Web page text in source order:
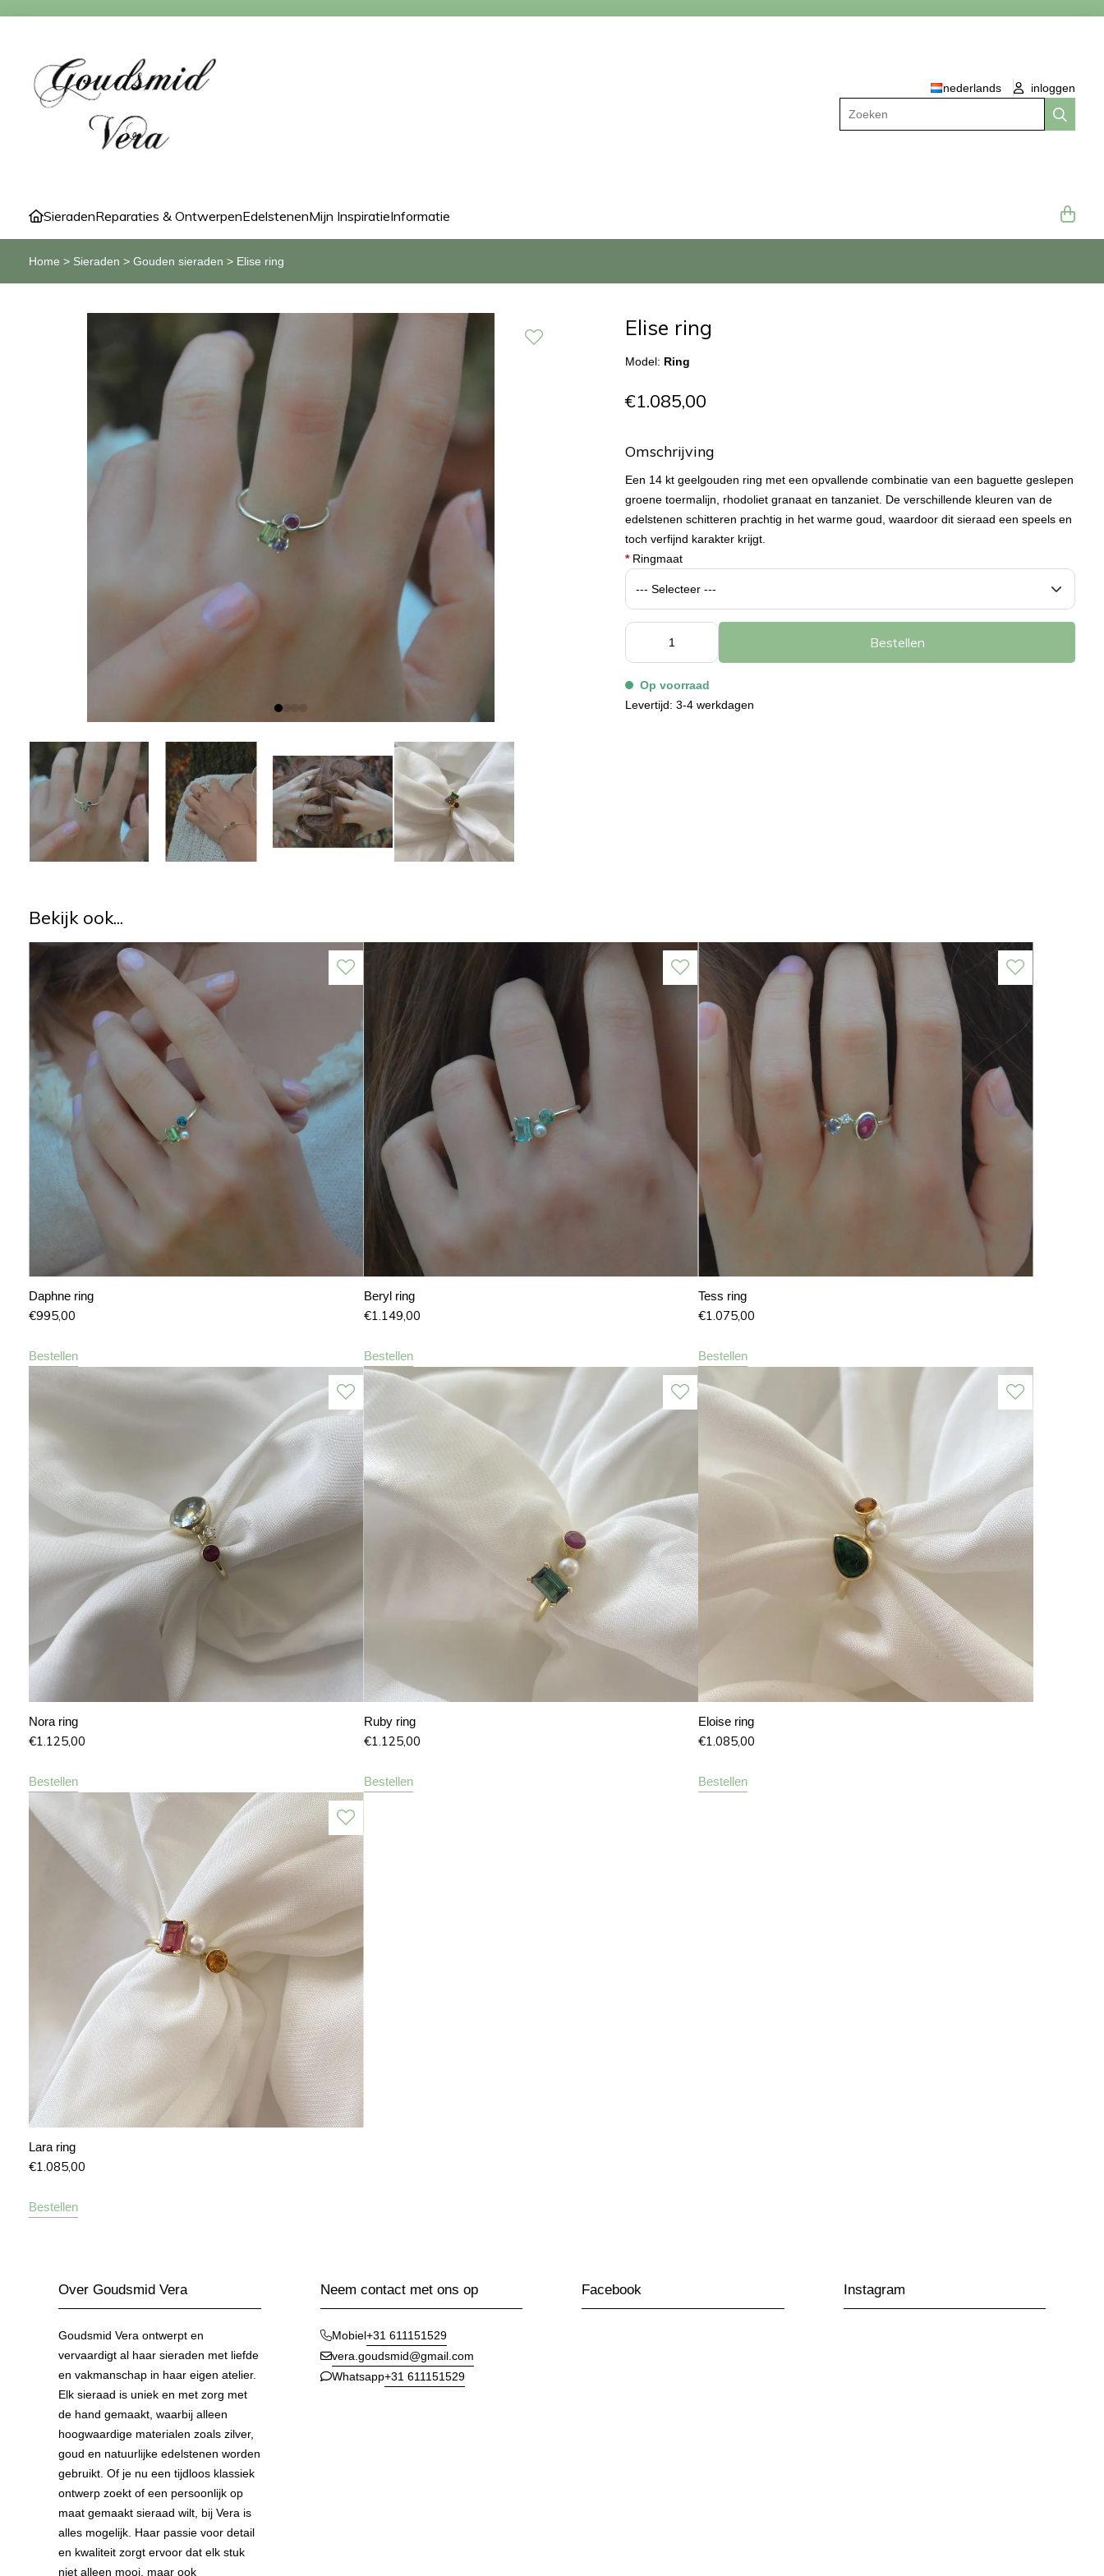
nederlands
inloggen
Zoeken
SieradenReparaties & OntwerpenEdelstenenMijn InspiratieInformatie
Home > Sieraden > Gouden sieraden > Elise ring
Elise ring
Model: Ring
€1.085,00
Omschrijving
Een 14 kt geelgouden ring met een opvallende combinatie van een baguette geslepen
groene toermalijn, rhodoliet granaat en tanzaniet. De verschillende kleuren van de
edelstenen schitteren prachtig in het warme goud, waardoor dit sieraad een speels en
toch verfijnd karakter krijgt.
*Ringmaat
Bestellen
Op voorraad
Levertijd: 3-4 werkdagen
Bekijk ook...
Daphne ring
€995,00
Bestellen
Beryl ring
€1.149,00
Bestellen
Tess ring
€1.075,00
Bestellen
Nora ring
€1.125,00
Bestellen
Ruby ring
€1.125,00
Bestellen
Eloise ring
€1.085,00
Bestellen
Lara ring
€1.085,00
Bestellen
Over Goudsmid Vera
Goudsmid Vera ontwerpt en
vervaardigt al haar sieraden met liefde
en vakmanschap in haar eigen atelier.
Elk sieraad is uniek en met zorg met
de hand gemaakt, waarbij alleen
hoogwaardige materialen zoals zilver,
goud en natuurlijke edelstenen worden
gebruikt. Of je nu een tijdloos klassiek
ontwerp zoekt of een persoonlijk op
maat gemaakt sieraad wilt, bij Vera is
alles mogelijk. Haar passie voor detail
en kwaliteit zorgt ervoor dat elk stuk
niet alleen mooi, maar ook
Neem contact met ons op
Mobiel+31 611151529
vera.goudsmid@gmail.com
Whatsapp+31 611151529
Facebook Instagram